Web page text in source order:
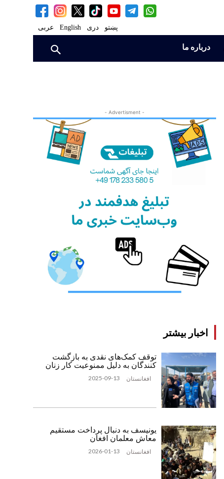
پښتو دری English عربی
درباره ما
- Advertisment -
اخبار بیشتر
توقف کمک‌های نقدی به بازگشت
‌کنندگان به دلیل ممنوعیت کار زنان
افغانستان 2025-09-13
یونیسف به دنبال پرداخت مستقیم
معاش معلمان افغان
افغانستان 2026-01-13